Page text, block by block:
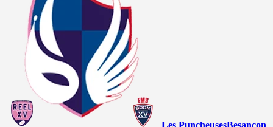
Les PuncheusesBesançon